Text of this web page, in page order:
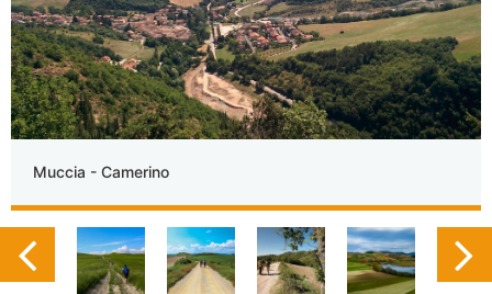
Muccia - Camerino